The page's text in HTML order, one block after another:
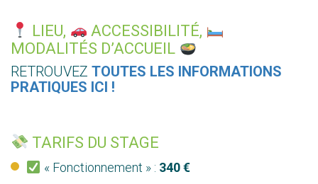
LIEU,
ACCESSIBILITÉ,
MODALITÉS D’ACCUEIL
RETROUVEZ TOUTES LES INFORMATIONS
PRATIQUES ICI !
TARIFS DU STAGE
« Fonctionnement » : 340 €